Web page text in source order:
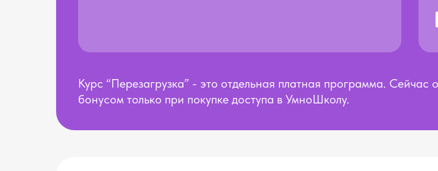
Курс “Перезагрузка” - это отдельная платная программа. Сейчас
бонусом только при покупке доступа в УмноШколу.